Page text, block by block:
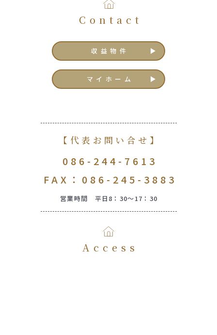
Contact
収益物件
マイホーム
【代表お問い合せ】
086-244-7613
FAX：086-245-3883
営業時間 平日8：30～17：30
Access